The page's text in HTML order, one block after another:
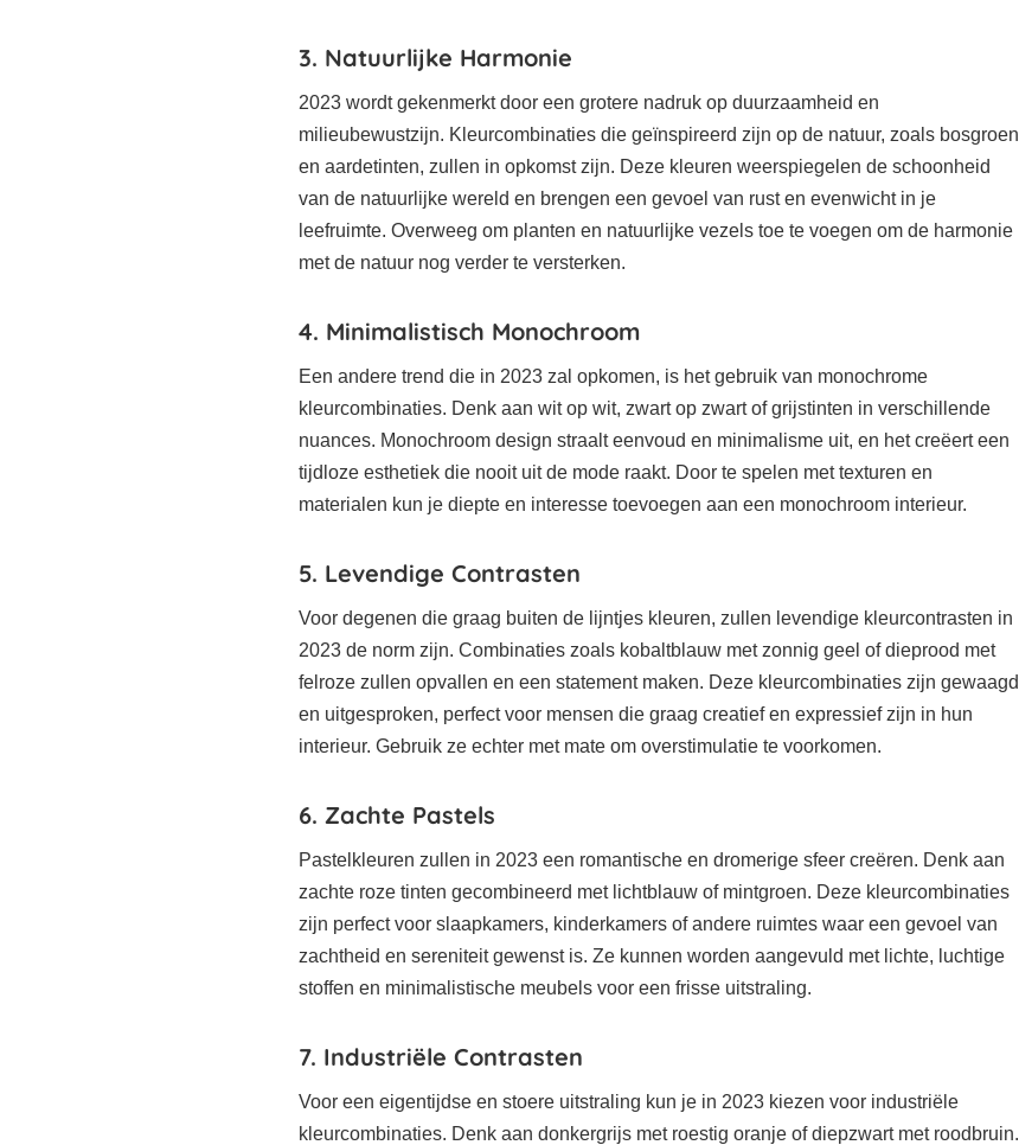
3. Natuurlijke Harmonie
2023 wordt gekenmerkt door een grotere nadruk op duurzaamheid en
milieubewustzijn. Kleurcombinaties die geïnspireerd zijn op de natuur, zoals bosgroen
en aardetinten, zullen in opkomst zijn. Deze kleuren weerspiegelen de schoonheid
van de natuurlijke wereld en brengen een gevoel van rust en evenwicht in je
leefruimte. Overweeg om planten en natuurlijke vezels toe te voegen om de harmonie
met de natuur nog verder te versterken.
4. Minimalistisch Monochroom
Een andere trend die in 2023 zal opkomen, is het gebruik van monochrome
kleurcombinaties. Denk aan wit op wit, zwart op zwart of grijstinten in verschillende
nuances. Monochroom design straalt eenvoud en minimalisme uit, en het creëert een
tijdloze esthetiek die nooit uit de mode raakt. Door te spelen met texturen en
materialen kun je diepte en interesse toevoegen aan een monochroom interieur.
5. Levendige Contrasten
Voor degenen die graag buiten de lijntjes kleuren, zullen levendige kleurcontrasten in
2023 de norm zijn. Combinaties zoals kobaltblauw met zonnig geel of dieprood met
felroze zullen opvallen en een statement maken. Deze kleurcombinaties zijn gewaagd
en uitgesproken, perfect voor mensen die graag creatief en expressief zijn in hun
interieur. Gebruik ze echter met mate om overstimulatie te voorkomen.
6. Zachte Pastels
Pastelkleuren zullen in 2023 een romantische en dromerige sfeer creëren. Denk aan
zachte roze tinten gecombineerd met lichtblauw of mintgroen. Deze kleurcombinaties
zijn perfect voor slaapkamers, kinderkamers of andere ruimtes waar een gevoel van
zachtheid en sereniteit gewenst is. Ze kunnen worden aangevuld met lichte, luchtige
stoffen en minimalistische meubels voor een frisse uitstraling.
7. Industriële Contrasten
Voor een eigentijdse en stoere uitstraling kun je in 2023 kiezen voor industriële
kleurcombinaties. Denk aan donkergrijs met roestig oranje of diepzwart met roodbruin.